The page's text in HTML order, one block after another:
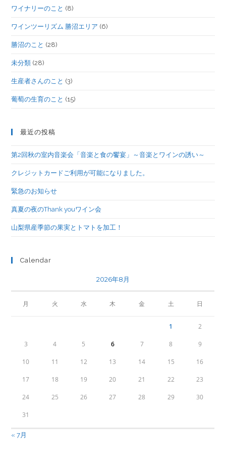
ワイナリーのこと (8)
ワインツーリズム 勝沼エリア (6)
勝沼のこと (28)
未分類 (28)
生産者さんのこと (3)
葡萄の生育のこと (15)
最近の投稿
第2回秋の室内音楽会「音楽と食の饗宴」～音楽とワインの誘い～
クレジットカードご利用が可能になりました。
緊急のお知らせ
真夏の夜のThank youワイン会
山梨県産季節の果実とトマトを加工！
Calendar
2026年8月
月 火 水 木 金 土 日
1 2
3 4 5 6 7 8 9
10 11 12 13 14 15 16
17 18 19 20 21 22 23
24 25 26 27 28 29 30
31
« 7月